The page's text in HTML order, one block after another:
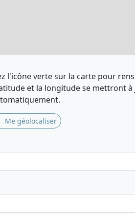
l'icône verte sur la carte pour
et la longitude se mettront
Me géolocaliser